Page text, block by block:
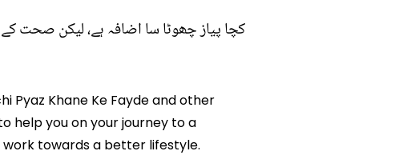
کچا پیاز چھوٹا سا اضافہ ہے، لیکن صحت
Pyaz Khane Ke Fayde and other
help you on your journey to a
towards a better lifestyle.